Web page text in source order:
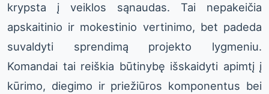
krypsta į veiklos sąnaudas. Tai nepakeičia
apskaitinio ir mokestinio vertinimo, bet padeda
suvaldyti sprendimą projekto lygmeniu.
Komandai tai reiškia būtinybę išskaidyti apimtį į
kūrimo, diegimo ir priežiūros komponentus bei